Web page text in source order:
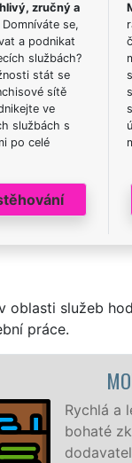
zručný a
se,
a podnikat
službách?
stát se
sítě
ve
službách s
po celé
oblasti služeb
práce.
Rychlá a
bohaté